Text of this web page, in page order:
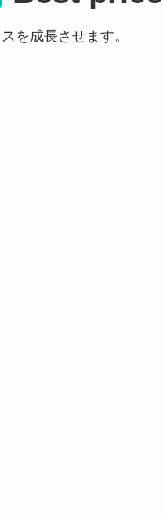
を成長させます。